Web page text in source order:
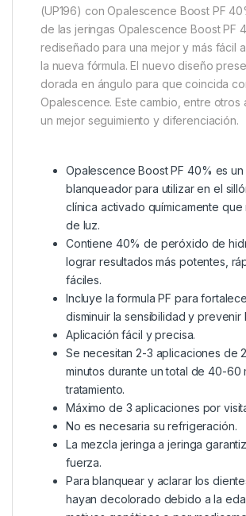
(UP196) con Opalescence Boost PF
de las jeringas Opalescence Boost PF
rediseñado para una mejor y más fácil
la nueva fórmula. El nuevo diseño
dorada en ángulo para que coincida
Opalescence. Este cambio, entre otros
un mejor seguimiento y diferenciación.
Opalescence Boost PF 40% es
blanqueador para utilizar en el
clínica activado químicamente
de luz.
Contiene 40% de peróxido de
lograr resultados más potentes,
fáciles.
Incluye la formula PF para
disminuir la sensibilidad y prevenir
Aplicación fácil y precisa.
Se necesitan 2-3 aplicaciones de
minutos durante un total de 40-60
tratamiento.
Máximo de 3 aplicaciones por
No es necesaria su refrigeración.
La mezcla jeringa a jeringa
fuerza.
Para blanquear y aclarar los
hayan decolorado debido a la